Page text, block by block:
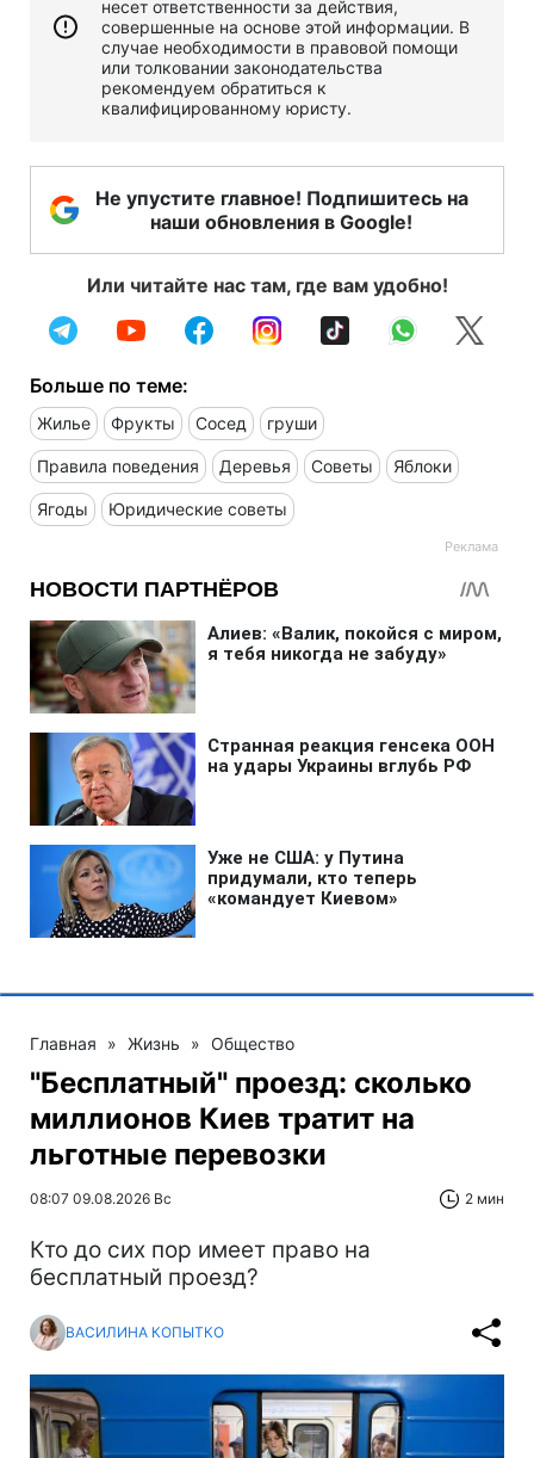
несет ответственности за действия,
совершенные на основе этой информации. В
случае необходимости в правовой помощи
или толковании законодательства
рекомендуем обратиться к
квалифицированному юристу.
Не упустите главное! Подпишитесь на
наши обновления в Google!
Или читайте нас там, где вам удобно!
Больше по теме:
Жилье Фрукты Сосед груши
Правила поведения Деревья Советы Яблоки
Ягоды Юридические советы
Главная » Жизнь » Общество
"Бесплатный" проезд: сколько
миллионов Киев тратит на
льготные перевозки
08:07 09.08.2026 Вс 2 мин
Кто до сих пор имеет право на
бесплатный проезд?
ВАСИЛИНА КОПЫТКО